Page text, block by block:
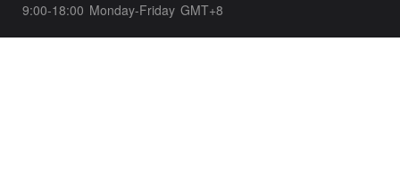
9:00-18:00 Monday-Friday GMT+8